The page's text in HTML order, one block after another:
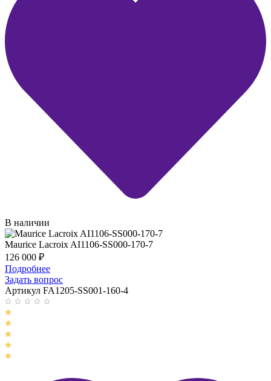
В наличии
Maurice Lacroix AI1106-SS000-170-7
126 000 ₽
Подробнее
Задать вопрос
Артикул FA1205-SS001-160-4